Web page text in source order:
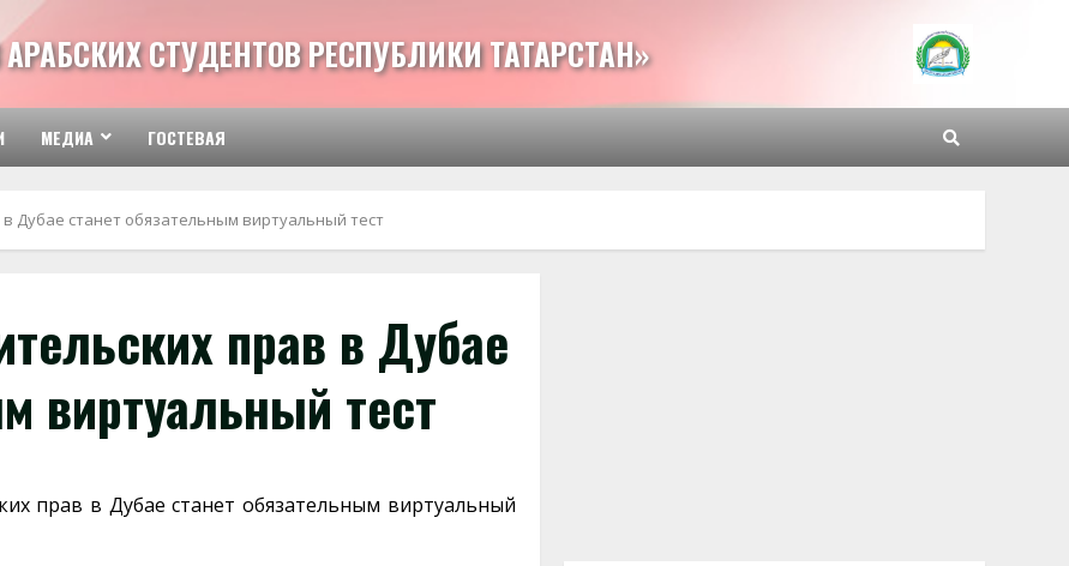
СТУДЕНТОВ РЕСПУБЛИКИ ТАТАРСТАН»
МЕДИА ГОСТЕВАЯ
Дубае станет обязательным виртуальный тест
прав в Дубае
виртуальный тест
прав в Дубае станет обязательным виртуальный